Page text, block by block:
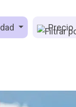
Precio